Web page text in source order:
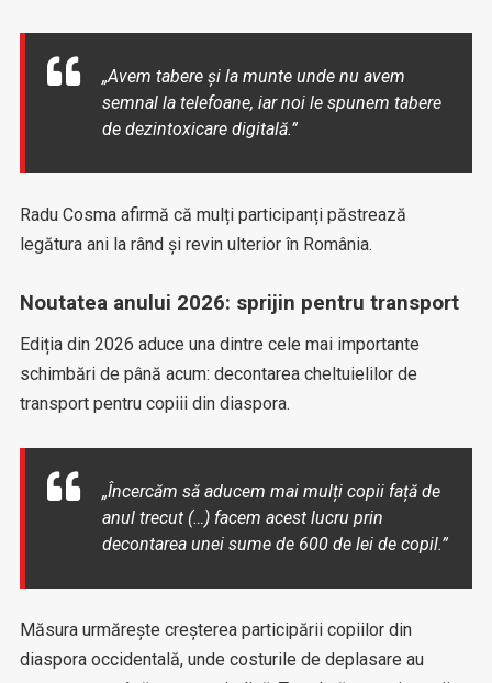
„Avem tabere și la munte unde nu avem
semnal la telefoane, iar noi le spunem tabere
de dezintoxicare digitală.”
Radu Cosma afirmă că mulți participanți păstrează
legătura ani la rând și revin ulterior în România.
Noutatea anului 2026: sprijin pentru transport
Ediția din 2026 aduce una dintre cele mai importante
schimbări de până acum: decontarea cheltuielilor de
transport pentru copiii din diaspora.
„Încercăm să aducem mai mulți copii față de
anul trecut (…) facem acest lucru prin
decontarea unei sume de 600 de lei de copil.”
Măsura urmărește creșterea participării copiilor din
diaspora occidentală, unde costurile de deplasare au